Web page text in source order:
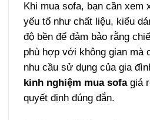
Khi mua sofa, bạn cần xem
yếu tố như chất liệu, kiểu
độ bền để đảm bảo rằng
phù hợp với không gian mà
nhu cầu sử dụng của gia
kinh nghiệm mua sofagiá
quyết định đúng đắn.